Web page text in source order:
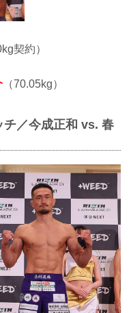
契約）
（70.05kg）
チ／今成正和 vs. 春